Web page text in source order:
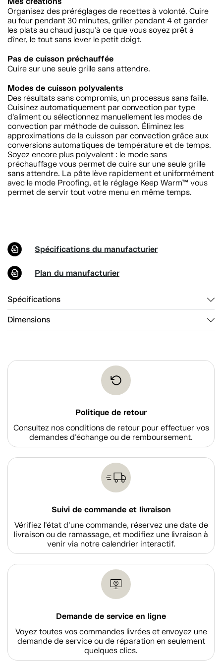
Organisez des préréglages de recettes à volonté. Cuire
au four pendant 30 minutes, griller pendant 4 et garder
les plats au chaud jusqu'à ce que vous soyez prêt à
dîner, le tout sans lever le petit doigt.
Pas de cuisson préchauffée
Cuire sur une seule grille sans attendre.
Modes de cuisson polyvalents
Des résultats sans compromis, un processus sans faille.
Cuisinez automatiquement par convection par type
d'aliment ou sélectionnez manuellement les modes de
convection par méthode de cuisson. Éliminez les
approximations de la cuisson par convection grâce aux
conversions automatiques de température et de temps.
Soyez encore plus polyvalent : le mode sans
préchauffage vous permet de cuire sur une seule grille
sans attendre. La pâte lève rapidement et uniformément
avec le mode Proofing, et le réglage Keep Warm™ vous
permet de servir tout votre menu en même temps.
Spécifications du manufacturier
Plan du manufacturier
Spécifications
Dimensions
Politique de retour
Consultez nos conditions de retour pour effectuer vos
demandes d'échange ou de remboursement.
Suivi de commande et livraison
Vérifiez l'état d'une commande, réservez une date de
livraison ou de ramassage, et modifiez une livraison à
venir via notre calendrier interactif.
Demande de service en ligne
Voyez toutes vos commandes livrées et envoyez une
demande de service ou de réparation en seulement
quelques clics.